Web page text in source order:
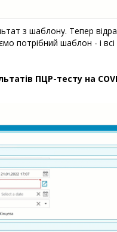
з шаблону. Тепер
потрібний шаблон - і
ПЦР-тесту на